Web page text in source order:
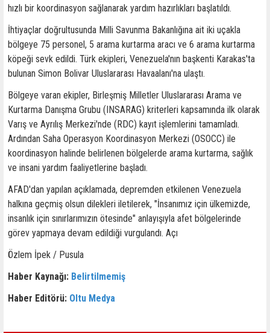
hızlı bir koordinasyon sağlanarak yardım hazırlıkları başlatıldı.
İhtiyaçlar doğrultusunda Milli Savunma Bakanlığına ait iki uçakla
bölgeye 75 personel, 5 arama kurtarma aracı ve 6 arama kurtarma
köpeği sevk edildi. Türk ekipleri, Venezuela'nın başkenti Karakas'ta
bulunan Simon Bolivar Uluslararası Havaalanı'na ulaştı.
Bölgeye varan ekipler, Birleşmiş Milletler Uluslararası Arama ve
Kurtarma Danışma Grubu (INSARAG) kriterleri kapsamında ilk olarak
Varış ve Ayrılış Merkezi'nde (RDC) kayıt işlemlerini tamamladı.
Ardından Saha Operasyon Koordinasyon Merkezi (OSOCC) ile
koordinasyon halinde belirlenen bölgelerde arama kurtarma, sağlık
ve insani yardım faaliyetlerine başladı.
AFAD'dan yapılan açıklamada, depremden etkilenen Venezuela
halkına geçmiş olsun dilekleri iletilerek, "İnsanımız için ülkemizde,
insanlık için sınırlarımızın ötesinde" anlayışıyla afet bölgelerinde
görev yapmaya devam edildiği vurgulandı. Açı
Özlem İpek / Pusula
Haber Kaynağı: Belirtilmemiş
Haber Editörü: Oltu Medya